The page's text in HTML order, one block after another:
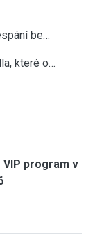
be…
které o…
VIP program v